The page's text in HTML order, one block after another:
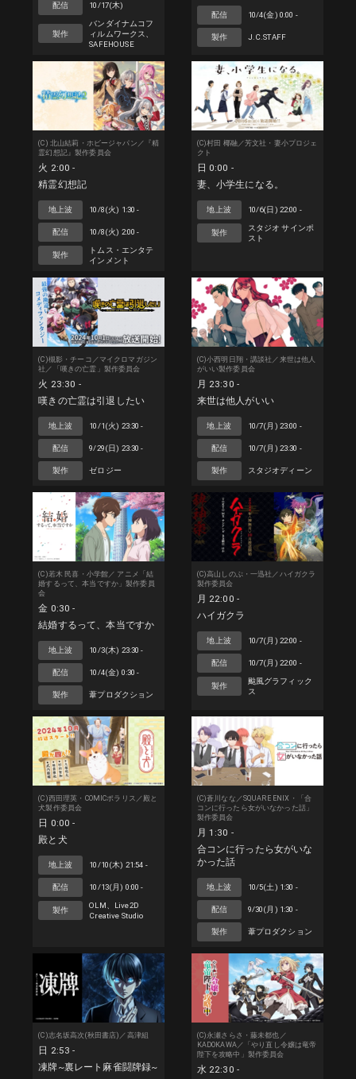
配信 10/17(木)
製作
バンダイナムコフ
ィルムワークス、
SAFEHOUSE
配信 10/4(金) 0:00 -
製作 J.C.STAFF
(C) 北山結莉・ホビージャパン／『精
霊幻想記』製作委員会
火 2:00 -
精霊幻想記
地上波 10/8(火) 1:30 -
配信 10/8(火) 2:00 -
製作
トムス・エンタテ
インメント
(C)村田 椰融／芳文社・妻小プロジェ
クト
日 0:00 -
妻、小学生になる。
地上波 10/6(日) 22:00 -
製作
スタジオ サインポ
スト
(C)槻影・チーコ／マイクロマガジン
社／「嘆きの亡霊」製作委員会
火 23:30 -
嘆きの亡霊は引退したい
地上波 10/1(火) 23:30 -
配信 9/29(日) 23:30 -
製作 ゼロジー
(C)小西明日翔・講談社／来世は他人
がいい製作委員会
月 23:30 -
来世は他人がいい
地上波 10/7(月) 23:00 -
配信 10/7(月) 23:30 -
製作 スタジオディーン
(C)若木 民喜・小学館／ アニメ「結
婚するって、本当ですか」製作委員
会
金 0:30 -
結婚するって、本当ですか
地上波 10/3(木) 23:30 -
配信 10/4(金) 0:30 -
製作 葦プロダクション
(C)高山しのぶ・一迅社／ハイガクラ
製作委員会
月 22:00 -
ハイガクラ
地上波 10/7(月) 22:00 -
配信 10/7(月) 22:00 -
製作
颱風グラフィック
ス
(C)西田理英・COMICポラリス／殿と
犬製作委員会
日 0:00 -
殿と犬
地上波 10/10(木) 21:54 -
配信 10/13(月) 0:00 -
製作
OLM、Live2D
Creative Studio
(C)蒼川なな／SQUARE ENIX・「合
コンに行ったら女がいなかった話」
製作委員会
月 1:30 -
合コンに行ったら女がいな
かった話
地上波 10/5(土) 1:30 -
配信 9/30(月) 1:30 -
製作 葦プロダクション
(C)志名坂高次(秋田書店)／高津組
日 2:53 -
凍牌~裏レート麻雀闘牌録~
(C)永瀬さらさ・藤未都也／
KADOKAWA／「やり直し令嬢は竜帝
陛下を攻略中」製作委員会
水 22:30 -